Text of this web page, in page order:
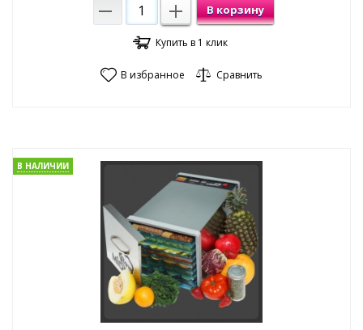
В корзину
Купить в 1 клик
В избранное Сравнить
В НАЛИЧИИ